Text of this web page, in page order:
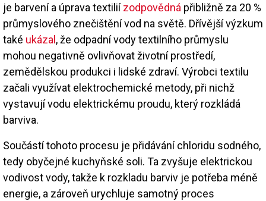
je barvení a úprava textiliízodpovědná přibližně za 20 %
průmyslového znečištění vod na světě. Dřívější výzkum
také ukázal, že odpadní vody textilního průmyslu
mohou negativně ovlivňovat životní prostředí,
zemědělskou produkci i lidské zdraví. Výrobci textilu
začali využívat elektrochemické metody, při nichž
vystavují vodu elektrickému proudu, který rozkládá
barviva.
Součástí tohoto procesu je přidávání chloridu sodného,
tedy obyčejné kuchyňské soli. Ta zvyšuje elektrickou
vodivost vody, takže k rozkladu barviv je potřeba méně
energie, a zároveň urychluje samotný proces